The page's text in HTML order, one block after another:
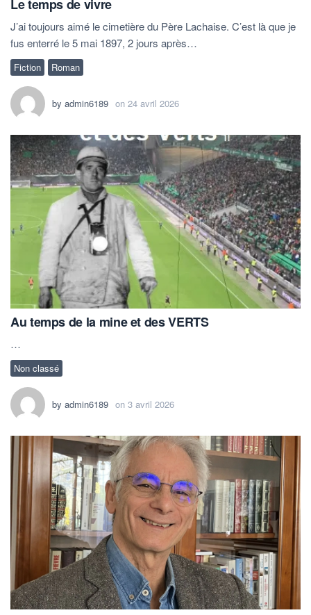
Le temps de vivre
Fiction Roman
J’ai toujours aimé le cimetière du Père Lachaise. C’est là que je
fus enterré le 5 mai 1897, 2 jours après…
by admin6189 on 24 avril 2026
Au temps de la mine et des VERTS
Non classé
…
by admin6189 on 3 avril 2026